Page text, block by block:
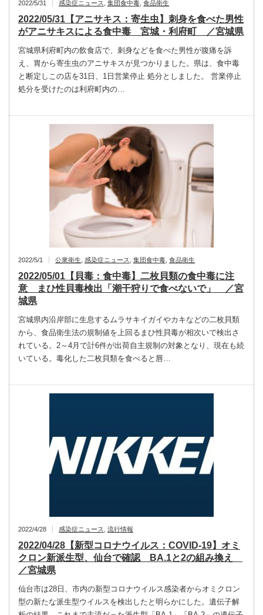
2022/5/31 感染症ニュース 集団食中毒 食品衛生
2022/05/31【アニサキス：寄生虫】刺身を食べた男性
がアニサキスによる食中毒 宮城・利府町 ／宮城県
宮城県利府町内の飲食店で、刺身などを食べた男性が腹痛を訴
え、胃から寄生虫のアニサキスが見つかりました。県は、食中毒
と断定しこの店を31日、1日営業停止 処分としました。 営業停止
処分を受けたのは利府町内の…
2022/5/1 公衆衛生 感染症ニュース 集団食中毒 食品衛生
2022/05/01【貝毒：食中毒】二枚貝類の食中毒に注
意 まひ性貝毒検出「潮干狩りで食べないで」 ／宮
城県
宮城県内沿岸部に生息するムラサキイガイやカキなどの二枚貝類
から、食品衛生法の規制値を上回るまひ性貝毒が相次いで検出さ
れている。2～4月で計6件が出荷自主規制の対象となり、現在も続
いている。毒化した二枚貝類を食べると唇…
2022/4/28 感染症ニュース 流行情報
2022/04/28【新型コロナウイルス：COVID-19】オミ
クロン新派生型、仙台で確認 BA.1と2の組み換え
／宮城県
仙台市は28日、市内の新型コロナウイルス感染者からオミクロン
型の新たな派生型ウイルスを検出したと明らかにした。遺伝子解